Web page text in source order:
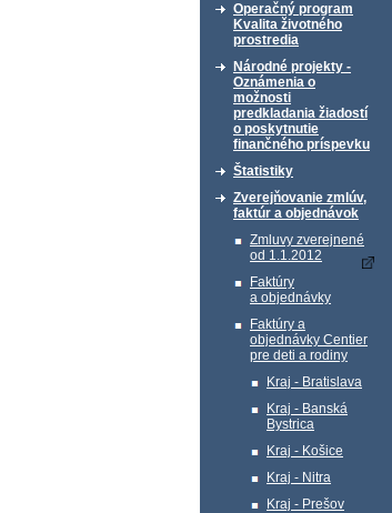
Operačný program
Kvalita životného
prostredia
Národné projekty -
Oznámenia o
možnosti
predkladania žiadostí
o poskytnutie
finančného príspevku
Štatistiky
Zverejňovanie zmlúv,
faktúr a objednávok
Zmluvy zverejnené
od 1.1.2012
Faktúry
a objednávky
Faktúry a
objednávky Centier
pre deti a rodiny
Kraj - Bratislava
Kraj - Banská
Bystrica
Kraj - Košice
Kraj - Nitra
Kraj - Prešov